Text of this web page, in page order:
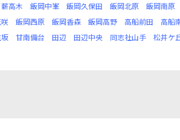
薪高木 飯岡中峯 飯岡久保田 飯岡北原 飯岡南原
飯岡西原 飯岡香森 飯岡高野 高船前田 高船
甘南備台 田辺 田辺中央 同志社山手 松井ケ